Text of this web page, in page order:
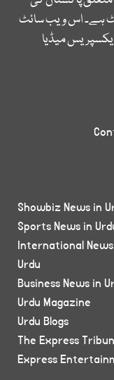
ہے۔ اس ویب سائٹ
میڈیا
Showbiz News in
Sports News in
International
Urdu
Business News in
Urdu Magazine
Urdu Blogs
The Express
Express